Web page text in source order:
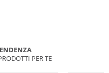
PER TE